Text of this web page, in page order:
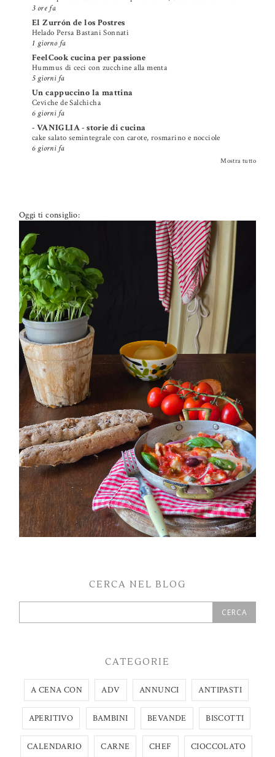
3 ore fa
El Zurrón de los Postres
Helado Persa Bastani Sonnati
1 giorno fa
FeelCook cucina per passione
Hummus di ceci con zucchine alla menta
5 giorni fa
Un cappuccino la mattina
Ceviche de Salchicha
6 giorni fa
- VANIGLIA - storie di cucina
cake salato semintegrale con carote, rosmarino e nocciole
6 giorni fa
Mostra tutto
Oggi ti consiglio:
PETTI DI POLLO ALLA PIZZAIOLA
CERCA NEL BLOG
CATEGORIE
A CENA CON ADV ANNUNCI ANTIPASTI
APERITIVO BAMBINI BEVANDE BISCOTTI
CALENDARIO CARNE CHEF CIOCCOLATO